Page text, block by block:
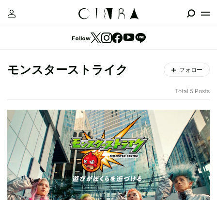
Follow
モンスターストライク フォロー
Total 5 Posts